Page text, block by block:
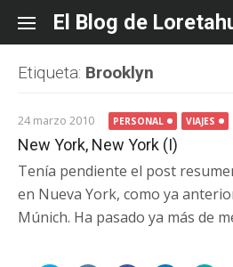
content
El Blog de
Etiqueta: Brooklyn
24 marzo 2010 PERSONAL VIAJES
New York, New York (I)
Tenía pendiente el post
en Nueva York, como ya
Múnich. Ha pasado ya más de